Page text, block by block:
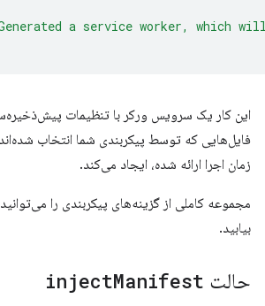
a service worker, which
این کار یک سرویس ورکر با تنظیمات
فایل‌هایی که توسط پیکربندی شما انتخاب
زمان اجرا ارائه شده، ایجاد می‌کند.
مجموعه کاملی از گزینه‌های پیکربندی را می‌توانید
بیابید.
حالت injectManifest